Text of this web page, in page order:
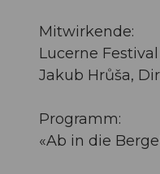
Mitwirkende:
Lucerne
Jakub Hrůša,
Programm:
«Ab in die